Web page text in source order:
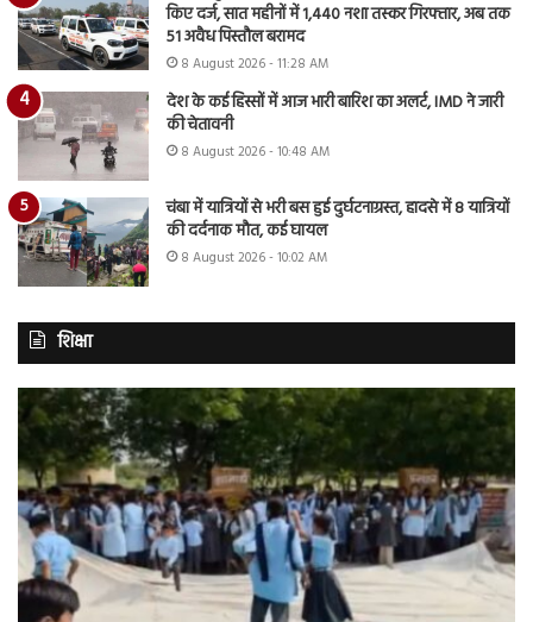
किए दर्ज, सात महीनों में 1,440 नशा तस्कर गिरफ्तार, अब तक
51 अवैध पिस्तौल बरामद
8 August 2026 - 11:28 AM
देश के कई हिस्सों में आज भारी बारिश का अलर्ट, IMD ने जारी
की चेतावनी
8 August 2026 - 10:48 AM
चंबा में यात्रियों से भरी बस हुई दुर्घटनाग्रस्त, हादसे में 8 यात्रियों
की दर्दनाक मौत, कई घायल
8 August 2026 - 10:02 AM
शिक्षा